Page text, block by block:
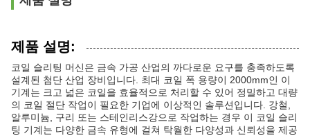
제품 설명:
코일 슬리팅 머신은 금속 가공 산업의 까다로운 요구를 충족하도록
설계된 첨단 산업 장비입니다. 최대 코일 폭 용량이 2000mm인 이
기계는 크고 넓은 코일을 효율적으로 처리할 수 있어 정밀하고 대량
의 코일 절단 작업이 필요한 기업에 이상적인 솔루션입니다. 강철,
알루미늄, 구리 또는 스테인리스강으로 작업하는 경우 이 코일 슬리
팅 기계는 다양한 금속 유형에 걸쳐 탁월한 다양성과 신뢰성을 제공